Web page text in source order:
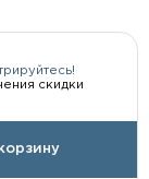
скидки